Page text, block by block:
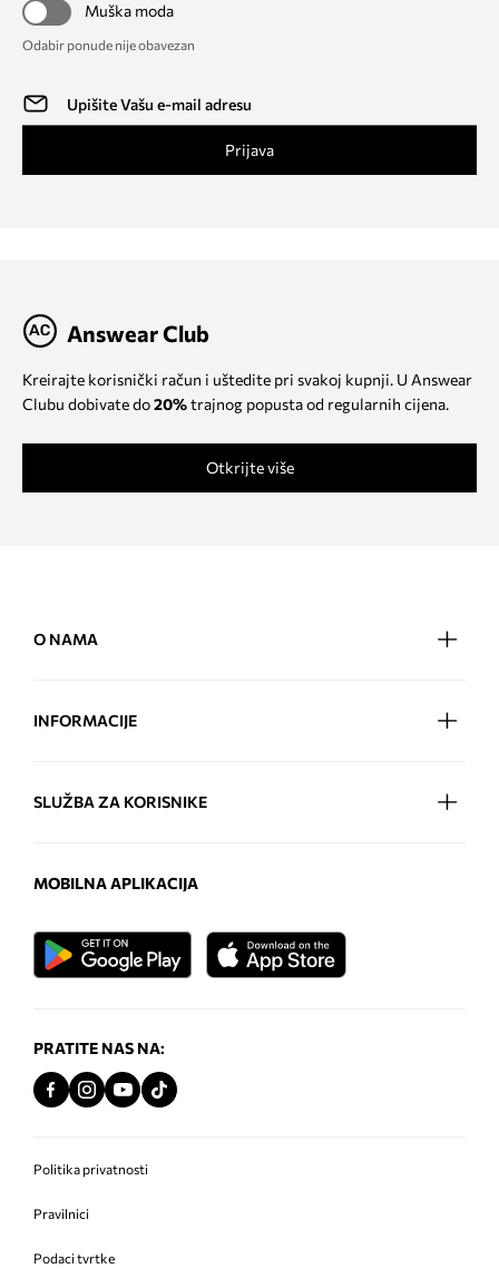
Muška moda
Odabir ponude nije obavezan
Prijava
Answear Club
Kreirajte korisnički račun i uštedite pri svakoj kupnji. U Answear
Clubu dobivate do20%trajnog popusta od regularnih cijena.
Otkrijte više
O NAMA
INFORMACIJE
SLUŽBA ZA KORISNIKE
MOBILNA APLIKACIJA
PRATITE NAS NA:
Politika privatnosti
Pravilnici
Podaci tvrtke